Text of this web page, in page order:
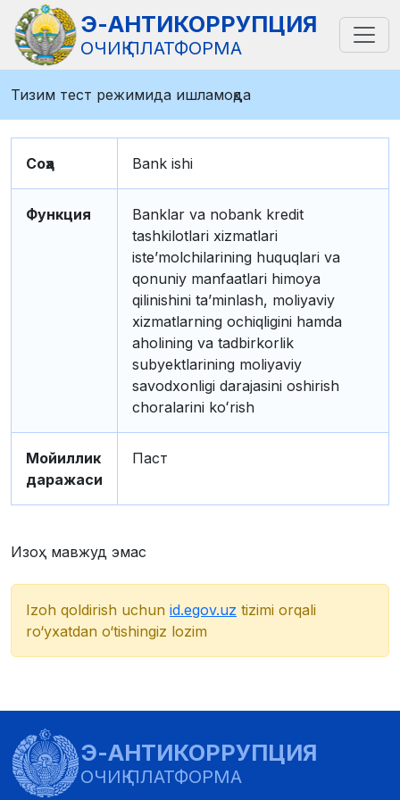
Э-АНТИКОРРУПЦИЯ
ОЧИҚ ПЛАТФОРМА
Тизим тест режимида ишламоқда
Соҳа Bank ishi
Функция
Banklar va nobank kredit
tashkilotlari xizmatlari
isteʼmolchilarining huquqlari va
qonuniy manfaatlari himoya
qilinishini taʼminlash, moliyaviy
xizmatlarning ochiqligini hamda
aholining va tadbirkorlik
subyektlarining moliyaviy
savodxonligi darajasini oshirish
choralarini koʻrish
Мойиллик
даражаси
Паст
Изоҳ мавжуд эмас
Izoh qoldirish uchun id.egov.uz tizimi orqali
ro‘yxatdan o‘tishingiz lozim
Э-АНТИКОРРУПЦИЯ
ОЧИҚ ПЛАТФОРМА